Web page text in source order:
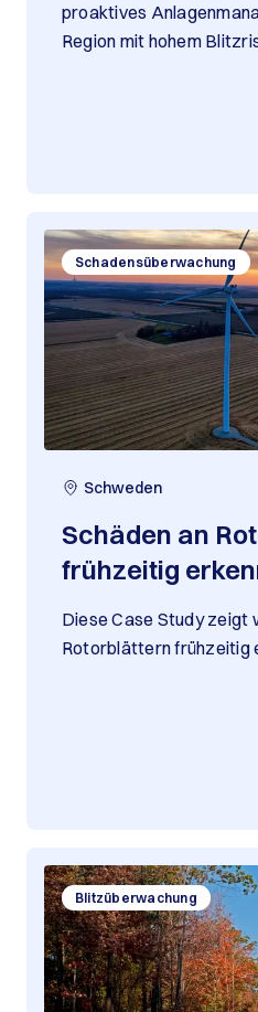
proaktives
Region mit hohem
Schadensüberwachung
Schweden
Schäden an
frühzeitig
Diese Case Study zeigt
Rotorblättern frühzeitig
Blitzüberwachung